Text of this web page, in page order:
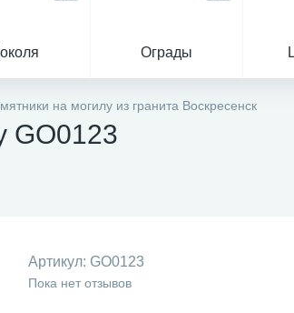
Ограды
на могилу из гранита Воскресенск
GO0123
Артикул: GO0123
Пока нет отзывов